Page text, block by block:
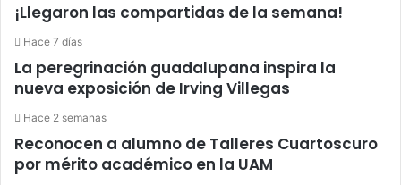
¡Llegaron las compartidas de la semana!
Hace 7 días
La peregrinación guadalupana inspira la
nueva exposición de Irving Villegas
Hace 2 semanas
Reconocen a alumno de Talleres Cuartoscuro
por mérito académico en la UAM